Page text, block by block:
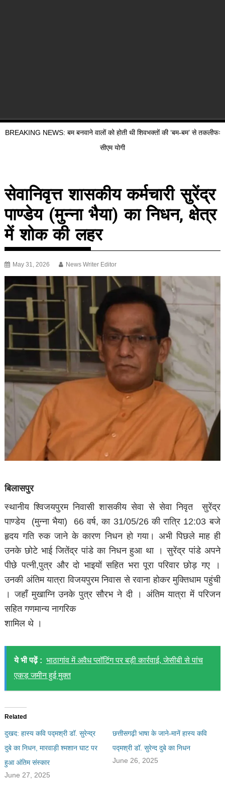
BREAKING NEWS: बम बनवाने वालों को होती थी शिवभक्तों की ‘बम-बम’ से तकलीफः
सीएम योगी
सेवानिवृत्त शासकीय कर्मचारी सुरेंद्र
पाण्डेय (मुन्ना भैया) का निधन, क्षेत्र
में शोक की लहर
May 31, 2026 News Writer Editor
बिलासपुर
स्थानीय श्विजयपुरम निवासी शासकीय सेवा से सेवा निवृत सुरेंद्र
पाण्डेय (मुन्ना भैया) 66 वर्ष, का 31/05/26 की रात्रि 12:03 बजे
हृदय गति रुक जाने के कारण निधन हो गया। अभी पिछले माह ही
उनके छोटे भाई जितेंद्र पांडे का निधन हुआ था । सुरेंद्र पांडे अपने
पीछे पत्नी,पुत्र और दो भाइयों सहित भरा पूरा परिवार छोड़ गए ।
उनकी अंतिम यात्रा विजयपुरम निवास से रवाना होकर मुक्तिधाम पहुंची
। जहाँ मुखाग्नि उनके पुत्र सौरभ ने दी । अंतिम यात्रा में परिजन
सहित गणमान्य नागरिक
शामिल थे ।
ये भी पढ़ें : भाठागांव में अवैध प्लॉटिंग पर बड़ी कार्रवाई, जेसीबी से पांच
एकड़ जमीन हुई मुक्त
Related
दुखद: हास्य कवि पद्मश्री डॉ. सुरेन्द्र
दुबे का निधन, मारवाड़ी श्मशान घाट पर
हुआ अंतिम संस्कार
June 27, 2025
छत्तीसगढ़ी भाषा के जाने-मानें हास्य कवि
पद्मश्री डॉ. सुरेन्द दुबे का निधन
June 26, 2025